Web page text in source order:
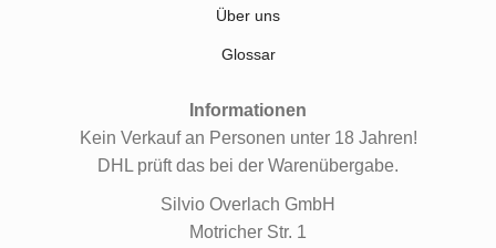
Über uns
Glossar
Informationen
Kein Verkauf an Personen unter 18 Jahren!
DHL prüft das bei der Warenübergabe.
Silvio Overlach GmbH
Motricher Str. 1